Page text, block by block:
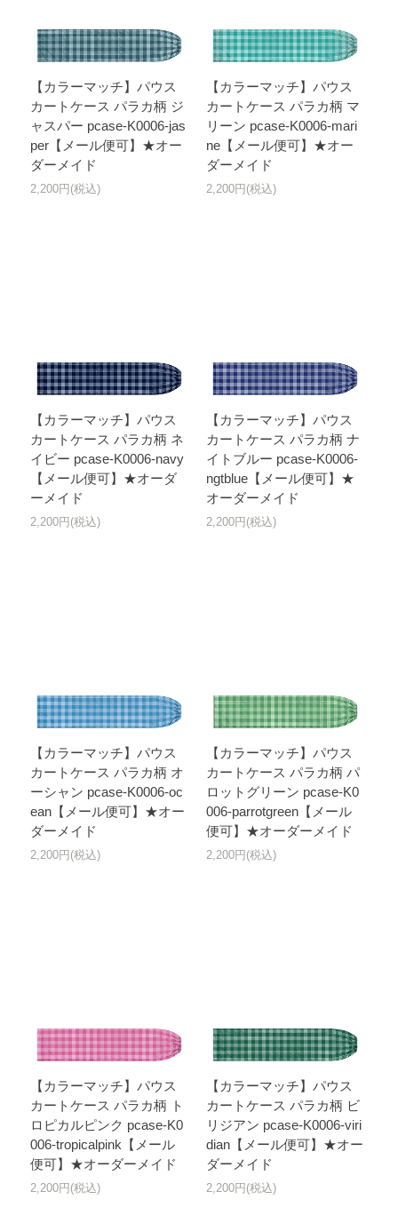
【カラーマッチ】パウス
カートケース パラカ柄 ジ
ャスパー pcase-K0006-jas
per【メール便可】★オー
ダーメイド
2,200円(税込)
【カラーマッチ】パウス
カートケース パラカ柄 マ
リーン pcase-K0006-mari
ne【メール便可】★オー
ダーメイド
2,200円(税込)
【カラーマッチ】パウス
カートケース パラカ柄 ネ
イビー pcase-K0006-navy
【メール便可】★オーダ
ーメイド
2,200円(税込)
【カラーマッチ】パウス
カートケース パラカ柄 ナ
イトブルー pcase-K0006-
ngtblue【メール便可】★
オーダーメイド
2,200円(税込)
【カラーマッチ】パウス
カートケース パラカ柄 オ
ーシャン pcase-K0006-oc
ean【メール便可】★オー
ダーメイド
2,200円(税込)
【カラーマッチ】パウス
カートケース パラカ柄 パ
ロットグリーン pcase-K0
006-parrotgreen【メール
便可】★オーダーメイド
2,200円(税込)
【カラーマッチ】パウス
カートケース パラカ柄 ト
ロピカルピンク pcase-K0
006-tropicalpink【メール
便可】★オーダーメイド
2,200円(税込)
【カラーマッチ】パウス
カートケース パラカ柄 ビ
リジアン pcase-K0006-viri
dian【メール便可】★オー
ダーメイド
2,200円(税込)